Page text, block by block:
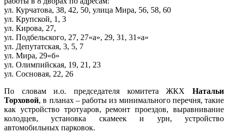
ул. Курчатова, 38, 42, 50, улица Мира, 56, 58, 60
ул. Крупской, 1, 3
ул. Кирова, 27,
ул. Подбельского, 27, 27«а», 29, 31, 31«а»
ул. Депутатская, 3, 5, 7
ул. Мира, 29«б»
ул. Олимпийская, 19, 21, 23
ул. Сосновая, 22, 26
По словам и.о. председателя комитета ЖКХ Натальи
Торховой, в планах – работы из минимального перечня, такие
как устройство тротуаров, ремонт проездов, выравнивание
колодцев, установка скамеек и урн, устройство
автомобильных парковок.